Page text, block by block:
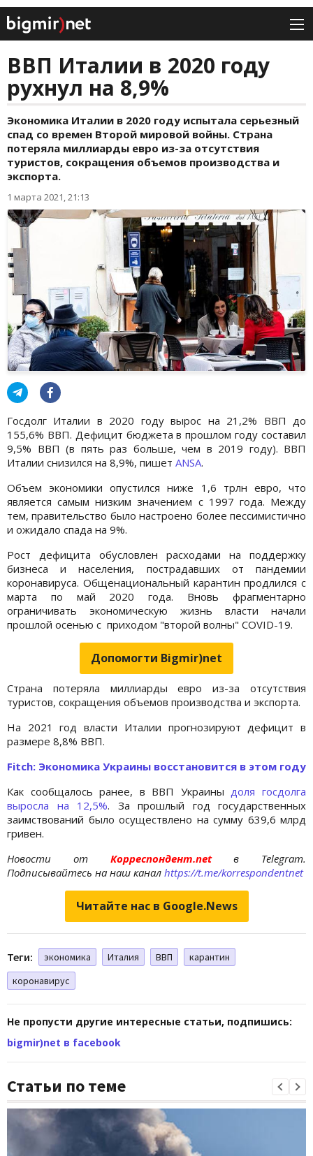
ВВП Италии в 2020 году
рухнул на 8,9%
Экономика Италии в 2020 году испытала серьезный
спад со времен Второй мировой войны. Страна
потеряла миллиарды евро из-за отсутствия
туристов, сокращения объемов производства и
экспорта.
1 марта 2021, 21:13
Госдолг Италии в 2020 году вырос на 21,2% ВВП до
155,6% ВВП. Дефицит бюджета в прошлом году составил
9,5% ВВП (в пять раз больше, чем в 2019 году). ВВП
Италии снизился на 8,9%, пишет ANSA.
Объем экономики опустился ниже 1,6 трлн евро, что
является самым низким значением с 1997 года. Между
тем, правительство было настроено более пессимистично
и ожидало спада на 9%.
Рост дефицита обусловлен расходами на поддержку
бизнеса и населения, пострадавших от пандемии
коронавируса. Общенациональный карантин продлился с
марта по май 2020 года. Вновь фрагментарно
ограничивать экономическую жизнь власти начали
прошлой осенью с приходом "второй волны" COVID-19.
Допомогти Bigmir)net
Страна потеряла миллиарды евро из-за отсутствия
туристов, сокращения объемов производства и экспорта.
На 2021 год власти Италии прогнозируют дефицит в
размере 8,8% ВВП.
Fitch: Экономика Украины восстановится в этом году
Как сообщалось ранее, в ВВП Украины доля госдолга
выросла на 12,5%. За прошлый год государственных
заимствований было осуществлено на сумму 639,6 млрд
гривен.
Новости отКорреспондент.netв Telegram.
Подписывайтесь на наш канал https://t.me/korrespondentnet
Читайте нас в Google.News
Теги: экономика Италия ВВП
карантин
коронавирус
Не пропусти другие интересные статьи, подпишись:
bigmir)net в facebook
Статьи по теме